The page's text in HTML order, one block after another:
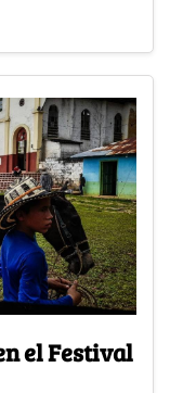
el Festival